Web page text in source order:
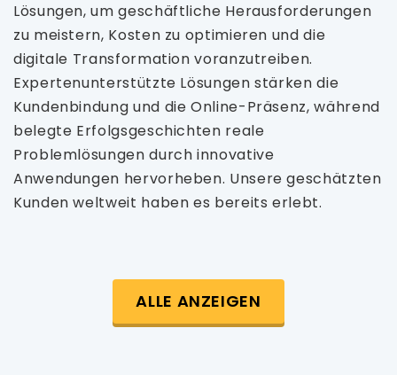
Lösungen, um geschäftliche Herausforderungen
zu meistern, Kosten zu optimieren und die
digitale Transformation voranzutreiben.
Expertenunterstützte Lösungen stärken die
Kundenbindung und die Online-Präsenz, während
belegte Erfolgsgeschichten reale
Problemlösungen durch innovative
Anwendungen hervorheben. Unsere geschätzten
Kunden weltweit haben es bereits erlebt.
ALLE ANZEIGEN